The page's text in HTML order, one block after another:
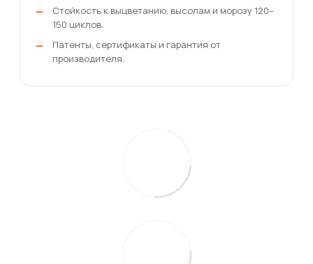
Стойкость к выцветанию, высолам и морозу 120–
150 циклов.
Патенты, сертификаты и гарантия от
производителя.